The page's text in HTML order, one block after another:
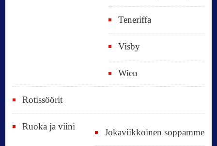
Teneriffa
Visby
Wien
Rotissöörit
Ruoka ja viini
Jokaviikkoinen soppamme